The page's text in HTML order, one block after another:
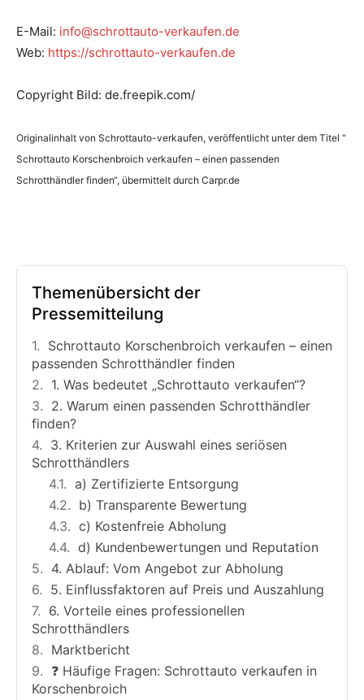
E-Mail: info@schrottauto-verkaufen.de
Web: https://schrottauto-verkaufen.de
Copyright Bild: de.freepik.com/
Originalinhalt von Schrottauto-verkaufen, veröffentlicht unter dem Titel “
Schrottauto Korschenbroich verkaufen – einen passenden
Schrotthändler finden“, übermittelt durch Carpr.de
Themenübersicht der
Pressemitteilung
Schrottauto Korschenbroich verkaufen – einen
passenden Schrotthändler finden
1. Was bedeutet „Schrottauto verkaufen“?
2. Warum einen passenden Schrotthändler
finden?
3. Kriterien zur Auswahl eines seriösen
Schrotthändlers
a) Zertifizierte Entsorgung
b) Transparente Bewertung
c) Kostenfreie Abholung
d) Kundenbewertungen und Reputation
4. Ablauf: Vom Angebot zur Abholung
5. Einflussfaktoren auf Preis und Auszahlung
6. Vorteile eines professionellen
Schrotthändlers
Marktbericht
❓ Häufige Fragen: Schrottauto verkaufen in
Korschenbroich